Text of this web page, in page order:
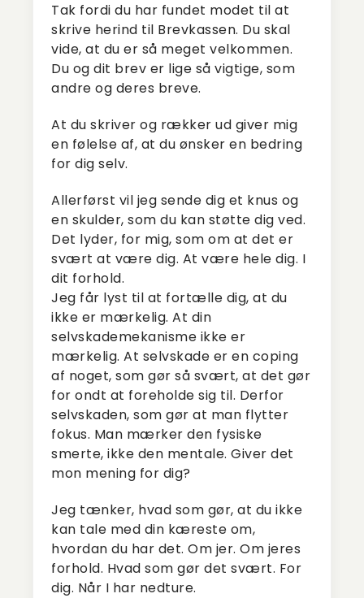
Tak fordi du har fundet modet til at
skrive herind til Brevkassen. Du skal
vide, at du er så meget velkommen.
Du og dit brev er lige så vigtige, som
andre og deres breve.
At du skriver og rækker ud giver mig
en følelse af, at du ønsker en bedring
for dig selv.
Allerførst vil jeg sende dig et knus og
en skulder, som du kan støtte dig ved.
Det lyder, for mig, som om at det er
svært at være dig. At være hele dig. I
dit forhold.
Jeg får lyst til at fortælle dig, at du
ikke er mærkelig. At din
selvskademekanisme ikke er
mærkelig. At selvskade er en coping
af noget, som gør så svært, at det gør
for ondt at foreholde sig til. Derfor
selvskaden, som gør at man flytter
fokus. Man mærker den fysiske
smerte, ikke den mentale. Giver det
mon mening for dig?
Jeg tænker, hvad som gør, at du ikke
kan tale med din kæreste om,
hvordan du har det. Om jer. Om jeres
forhold. Hvad som gør det svært. For
dig. Når I har nedture.